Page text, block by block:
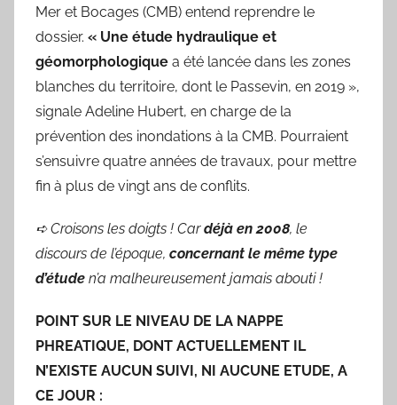
Mer et Bocages (CMB) entend reprendre le
dossier. « Une étude hydraulique et
géomorphologique a été lancée dans les zones
blanches du territoire, dont le Passevin, en 2019 »,
signale Adeline Hubert, en charge de la
prévention des inondations à la CMB. Pourraient
s’ensuivre quatre années de travaux, pour mettre
fin à plus de vingt ans de conflits.
➪ Croisons les doigts ! Cardéjà en 2008, le
discours de l’époque, concernant le même type
d’étude n’a malheureusement jamais abouti !
POINT SUR LE NIVEAU DE LA NAPPE
PHREATIQUE, DONT ACTUELLEMENT IL
N’EXISTE AUCUN SUIVI, NI AUCUNE ETUDE, A
CE JOUR :